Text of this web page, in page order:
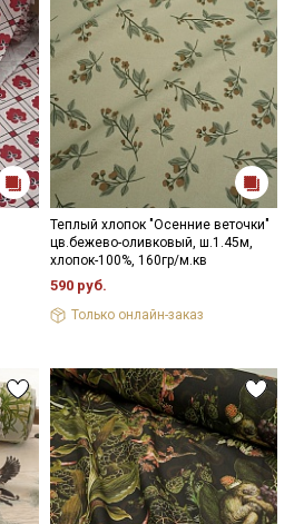
Теплый хлопок "Осенние веточки"
цв.бежево-оливковый, ш.1.45м,
хлопок-100%, 160гр/м.кв
590 руб.
Только онлайн-заказ